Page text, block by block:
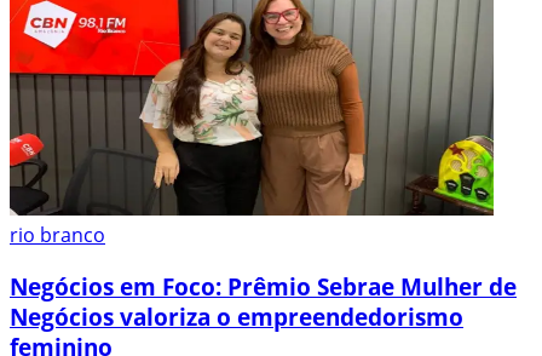
rio branco
Negócios em Foco: Prêmio Sebrae Mulher de
Negócios valoriza o empreendedorismo
feminino